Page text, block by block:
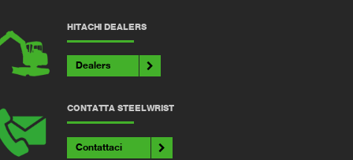
HITACHI DEALERS
Dealers
CONTATTA STEELWRIST
Contattaci